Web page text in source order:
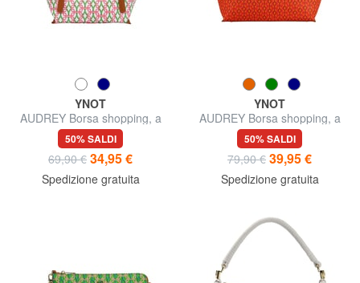
YNOT
AUDREY Borsa shopping, a
spalla
50% SALDI
69,90 € 34,95 €
Spedizione gratuita
YNOT
AUDREY Borsa shopping, a
spalla
50% SALDI
79,90 € 39,95 €
Spedizione gratuita